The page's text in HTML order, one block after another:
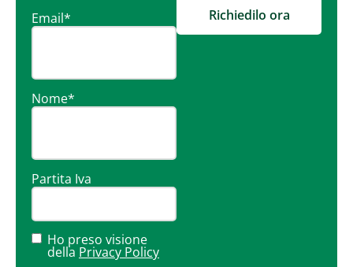
Email*
Nome*
Partita Iva
Ho preso visione
della Privacy Policy
Richiedilo ora